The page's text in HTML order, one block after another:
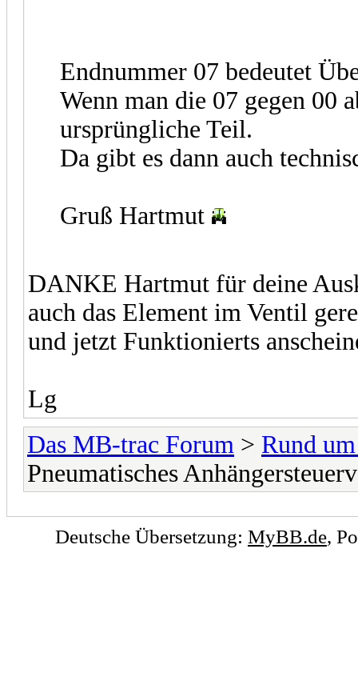
Endnummer 07 bedeutet
Wenn man die 07 gegen 00
ursprüngliche Teil.
Da gibt es dann auch
Gruß Hartmut
DANKE Hartmut für deine
auch das Element im Ventil
und jetzt Funktionierts
Lg
Das MB-trac Forum > Rund
Pneumatisches
Deutsche Übersetzung: MyBB.de,